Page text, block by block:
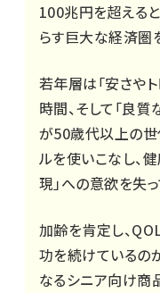
100兆円を超える
らす巨大な経済圏
若年層は「安さや
時間、そして「良
が50歳代以上の世
ルを使いこなし、
現」への意欲を失
加齢を肯定し、
功を続けているの
なるシニア向け商